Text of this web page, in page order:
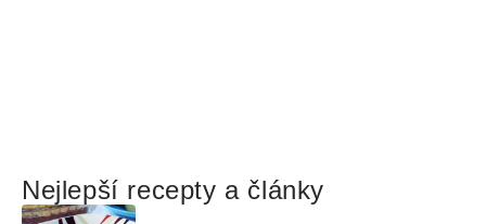
Nejlepší recepty a články